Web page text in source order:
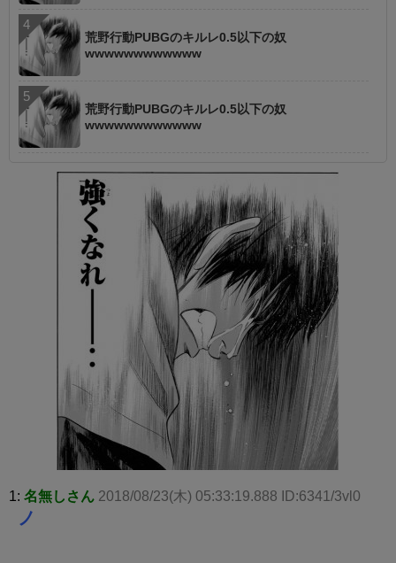
荒野行動PUBGのキルレ0.5以下の奴
wwwwwwwwwwww
荒野行動PUBGのキルレ0.5以下の奴
wwwwwwwwwwww
1: 名無しさん 2018/08/23(木) 05:33:19.888 ID:6341/3vl0
ノ